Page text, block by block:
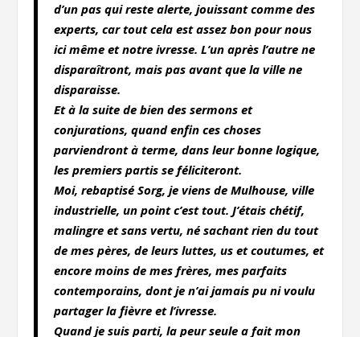
d’un pas qui reste alerte, jouissant comme des
experts, car tout cela est assez bon pour nous
ici même et notre ivresse. L’un après l’autre ne
disparaîtront, mais pas avant que la ville ne
disparaisse.
Et à la suite de bien des sermons et
conjurations, quand enfin ces choses
parviendront à terme, dans leur bonne logique,
les premiers partis se féliciteront.
Moi, rebaptisé Sorg, je viens de Mulhouse, ville
industrielle, un point c’est tout. J’étais chétif,
malingre et sans vertu, né sachant rien du tout
de mes pères, de leurs luttes, us et coutumes, et
encore moins de mes frères, mes parfaits
contemporains, dont je n’ai jamais pu ni voulu
partager la fièvre et l’ivresse.
Quand je suis parti, la peur seule a fait mon